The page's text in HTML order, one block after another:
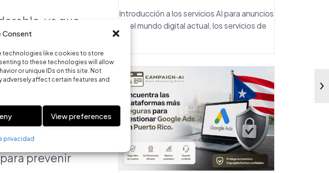
Consent
technologies like cookies to store
to these technologies will allow
or unique IDs on this site. Not
affect certain features and
View preferences
privacidad
ya que
y, en última
Las
inusuales
detectar
a los
prevenir
Introducción a los servicios AI para anuncios
En el mundo digital actual, los servicios de
...